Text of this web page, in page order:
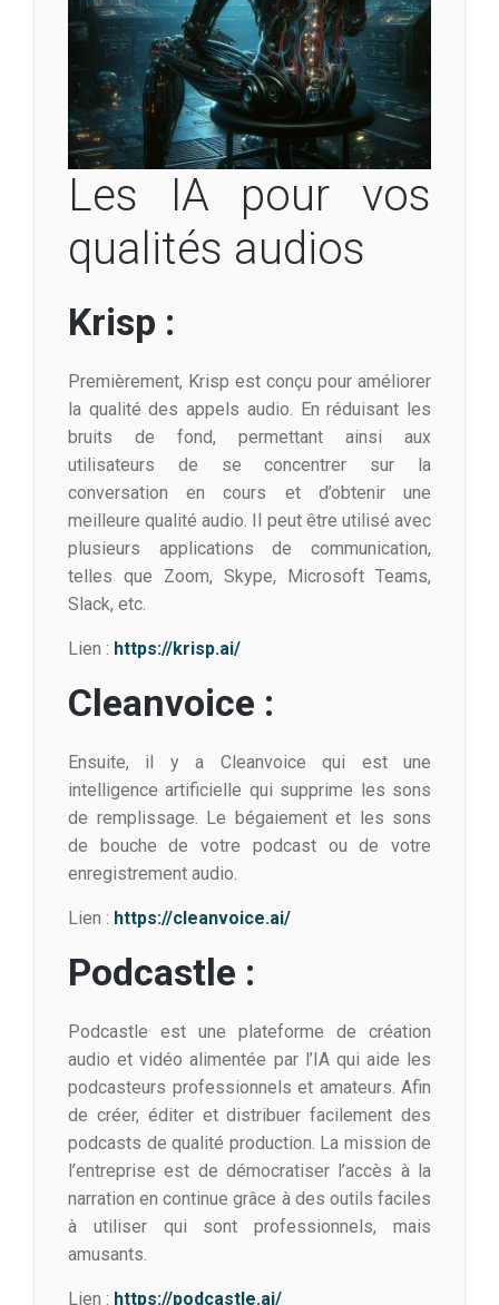
Les IA pour vos
qualités audios
Krisp :
Premièrement, Krisp est conçu pour améliorer
la qualité des appels audio. En réduisant les
bruits de fond, permettant ainsi aux
utilisateurs de se concentrer sur la
conversation en cours et d’obtenir une
meilleure qualité audio. Il peut être utilisé avec
plusieurs applications de communication,
telles que Zoom, Skype, Microsoft Teams,
Slack, etc.
Lien : https://krisp.ai/
Cleanvoice :
Ensuite, il y a Cleanvoice qui est une
intelligence artificielle qui supprime les sons
de remplissage. Le bégaiement et les sons
de bouche de votre podcast ou de votre
enregistrement audio.
Lien : https://cleanvoice.ai/
Podcastle :
Podcastle est une plateforme de création
audio et vidéo alimentée par l’IA qui aide les
podcasteurs professionnels et amateurs. Afin
de créer, éditer et distribuer facilement des
podcasts de qualité production. La mission de
l’entreprise est de démocratiser l’accès à la
narration en continue grâce à des outils faciles
à utiliser qui sont professionnels, mais
amusants.
Lien : https://podcastle.ai/